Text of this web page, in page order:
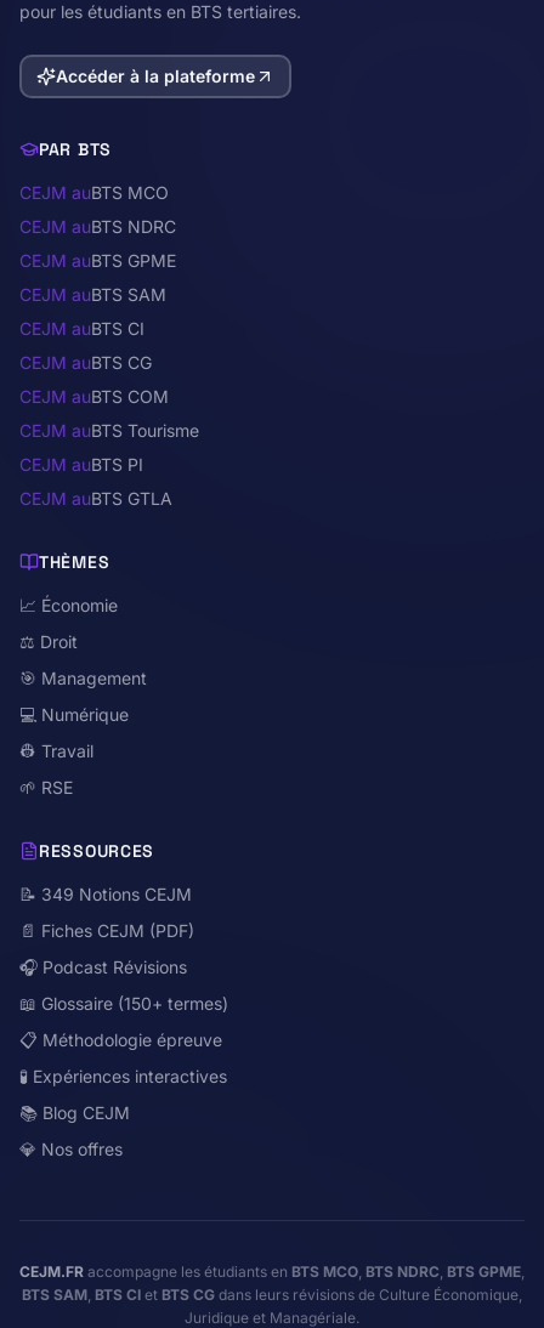
pour les étudiants en BTS tertiaires.
Accéder à la plateforme
PAR BTS
CEJM auBTS MCO
CEJM auBTS NDRC
CEJM auBTS GPME
CEJM auBTS SAM
CEJM auBTS CI
CEJM auBTS CG
CEJM auBTS COM
CEJM auBTS Tourisme
CEJM auBTS PI
CEJM auBTS GTLA
THÈMES
📈 Économie
⚖️ Droit
🎯 Management
💻 Numérique
👷 Travail
🌱 RSE
RESSOURCES
📝 349 Notions CEJM
📄 Fiches CEJM (PDF)
🎧 Podcast Révisions
📖 Glossaire (150+ termes)
📋 Méthodologie épreuve
🧪 Expériences interactives
📚 Blog CEJM
💎 Nos offres
CEJM.FR accompagne les étudiants en BTS MCO, BTS NDRC, BTS GPME,
BTS SAM, BTS CI et BTS CG dans leurs révisions de Culture Économique,
Juridique et Managériale.